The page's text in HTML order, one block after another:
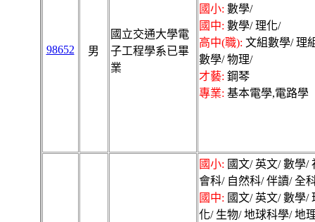
98652 男
國立交通大學電
子工程學系已畢
業
國小: 數學/
國中: 數學/ 理化/
高中(職): 文組數學/ 理
數學/ 物理/
才藝: 鋼琴
專業: 基本電學,電路學
國小: 國文/ 英文/ 數學/
會科/ 自然科/ 伴讀/ 全
國中: 國文/ 英文/ 數學/
化/ 生物/ 地球科學/ 地